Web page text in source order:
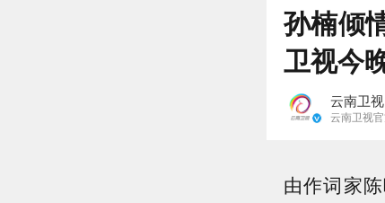
孙楠倾
卫视今
云南卫视
云南卫视
由作词家